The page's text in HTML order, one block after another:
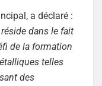
a déclaré :
dans le fait
de la formation
telles
des